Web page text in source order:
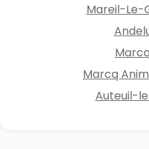
Mareil-Le-
Marcq
Auteuil-